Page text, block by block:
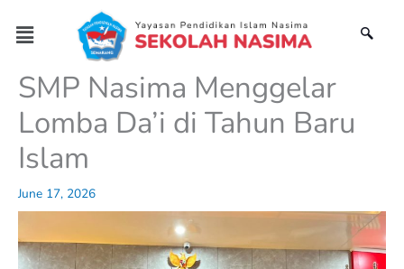
content
Menu
SMP Nasima Menggelar
Lomba Da’i di Tahun Baru
Islam
June 17, 2026